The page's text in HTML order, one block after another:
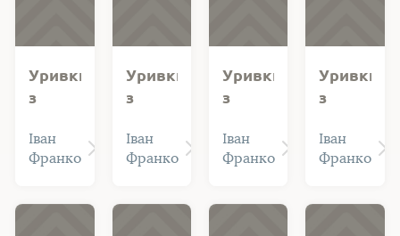
Уривки
з
"Марійка"
("Сльотливий,
і
Іван
Франко
Уривки
з
"Марійка"
("У
духовній…")
Іван
Франко
Уривки
з
"Марійка"
("Пан
був
Іван
Франко
Уривки
з
"Нове
життя".
Іван
Франко